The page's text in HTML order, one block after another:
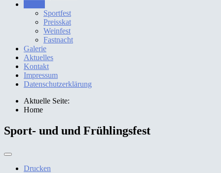
Sportfest
Preisskat
Weinfest
Fastnacht
Galerie
Aktuelles
Kontakt
Impressum
Datenschutzerklärung
Aktuelle Seite:
Home
Sport- und und Frühlingsfest
Drucken